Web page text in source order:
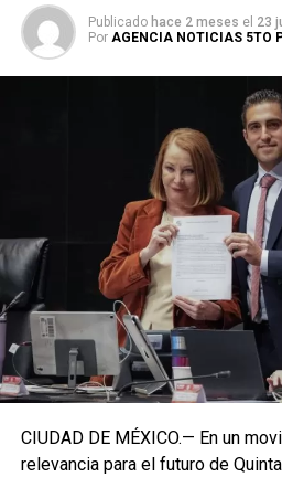
Publicado hace 2 meses el 23
Por AGENCIA NOTICIAS 5TO
CIUDAD DE MÉXICO.— En un
relevancia para el futuro de